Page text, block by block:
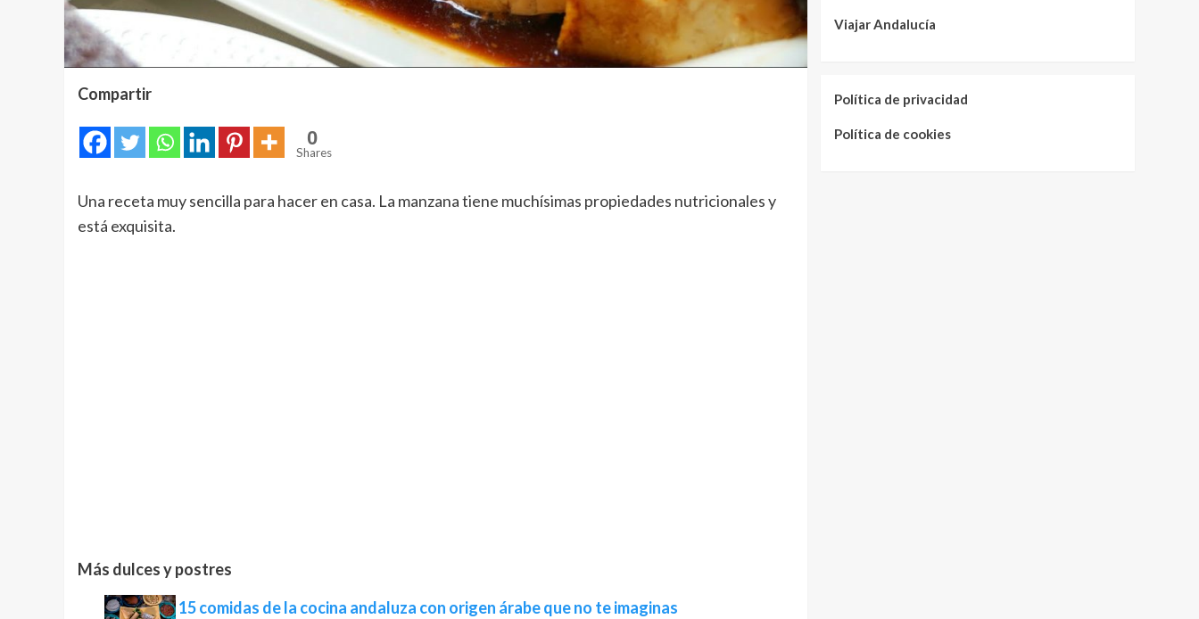
Compartir
0
Shares
Una receta muy sencilla para hacer en casa. La manzana tiene muchísimas propiedades nutricionales y
está exquisita.
Más dulces y postres
15 comidas de la cocina andaluza con origen árabe que no te imaginas
Viajar Andalucía
Política de privacidad
Política de cookies